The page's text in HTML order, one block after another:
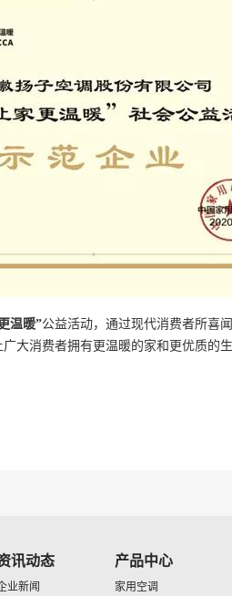
温暖”公益活动， 通过现代消费者所喜
大消费者拥有更温暖的家和更优质的生
讯动态
业新闻
产品中心
家用空调